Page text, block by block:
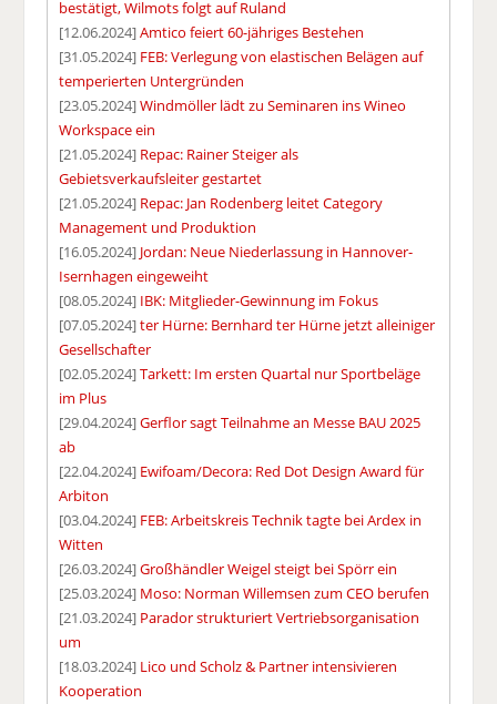
bestätigt, Wilmots folgt auf Ruland
[12.06.2024]Amtico feiert 60-jähriges Bestehen
[31.05.2024] FEB: Verlegung von elastischen Belägen auf
temperierten Untergründen
[23.05.2024]Windmöller lädt zu Seminaren ins Wineo
Workspace ein
[21.05.2024] Repac: Rainer Steiger als
Gebietsverkaufsleiter gestartet
[21.05.2024] Repac: Jan Rodenberg leitet Category
Management und Produktion
[16.05.2024] Jordan: Neue Niederlassung in Hannover-
Isernhagen eingeweiht
[08.05.2024] IBK: Mitglieder-Gewinnung im Fokus
[07.05.2024]ter Hürne: Bernhard ter Hürne jetzt alleiniger
Gesellschafter
[02.05.2024]Tarkett: Im ersten Quartal nur Sportbeläge
im Plus
[29.04.2024]Gerflor sagt Teilnahme an Messe BAU 2025
ab
[22.04.2024] Ewifoam/Decora: Red Dot Design Award für
Arbiton
[03.04.2024] FEB: Arbeitskreis Technik tagte bei Ardex in
Witten
[26.03.2024]Großhändler Weigel steigt bei Spörr ein
[25.03.2024] Moso: Norman Willemsen zum CEO berufen
[21.03.2024] Parador strukturiert Vertriebsorganisation
um
[18.03.2024] Lico und Scholz & Partner intensivieren
Kooperation